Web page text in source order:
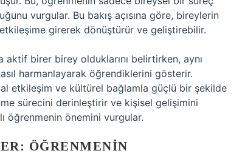
vurgular. Bu bakış açısına göre, bireylerin
girerek dönüştürür ve geliştirebilir.
birer birey olduklarını belirtirken, aynı
harmanlayarak öğrendiklerini gösterir.
etkileşim ve kültürel bağlamla güçlü bir şekilde
sürecini derinleştirir ve kişisel gelişimini
öğrenmenin önemini vurgular.
ÖĞRENMENIN